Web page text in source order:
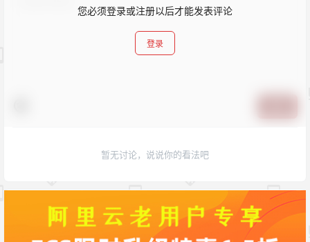
您必须登录或注册以后才能发表评论
登录
暂无讨论，说说你的看法吧